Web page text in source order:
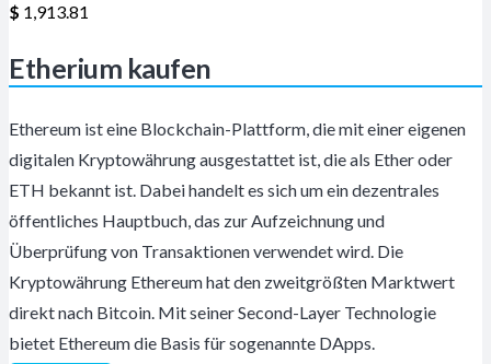
$ 1,913.81
Etherium kaufen
Ethereum ist eine Blockchain-Plattform, die mit einer eigenen
digitalen Kryptowährung ausgestattet ist, die als Ether oder
ETH bekannt ist. Dabei handelt es sich um ein dezentrales
öffentliches Hauptbuch, das zur Aufzeichnung und
Überprüfung von Transaktionen verwendet wird. Die
Kryptowährung Ethereum hat den zweitgrößten Marktwert
direkt nach Bitcoin. Mit seiner Second-Layer Technologie
bietet Ethereum die Basis für sogenannte DApps.